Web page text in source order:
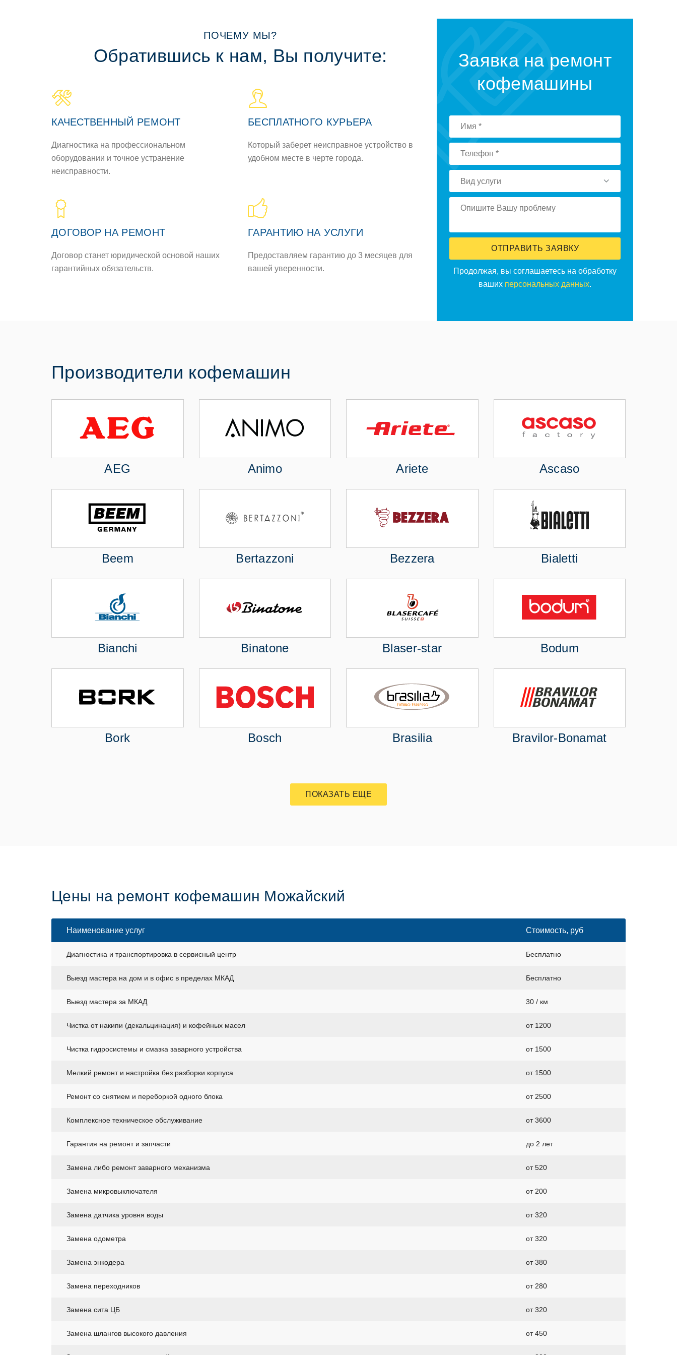
ПОЧЕМУ МЫ?
Обратившись к нам, Вы получите:
КАЧЕСТВЕННЫЙ РЕМОНТ
Диагностика на профессиональном
оборудовании и точное устранение
неисправности.
БЕСПЛАТНОГО КУРЬЕРА
Который заберет неисправное устройство в
удобном месте в черте города.
ДОГОВОР НА РЕМОНТ
Договор станет юридической основой наших
гарантийных обязательств.
ГАРАНТИЮ НА УСЛУГИ
Предоставляем гарантию до 3 месяцев для
вашей уверенности.
Заявка на ремонт
кофемашины
Вид услуги
ОТПРАВИТЬ ЗАЯВКУ
Продолжая, вы соглашаетесь на обработку
ваших персональных данных.
Производители кофемашин
AEG Animo Ariete Ascaso
Beem Bertazzoni Bezzera Bialetti
Bianchi Binatone Blaser-star Bodum
Bork Bosch Brasilia Bravilor-Bonamat
ПОКАЗАТЬ ЕЩЕ
Цены на ремонт кофемашин Можайский
Наименование услуг Стоимость, руб
Диагностика и транспортировка в сервисный центр Бесплатно
Выезд мастера на дом и в офис в пределах МКАД Бесплатно
Выезд мастера за МКАД 30 / км
Чистка от накипи (декальцинация) и кофейных масел от 1200
Чистка гидросистемы и смазка заварного устройства от 1500
Мелкий ремонт и настройка без разборки корпуса от 1500
Ремонт со снятием и переборкой одного блока от 2500
Комплексное техническое обслуживание от 3600
Гарантия на ремонт и запчасти до 2 лет
Замена либо ремонт заварного механизма от 520
Замена микровыключателя от 200
Замена датчика уровня воды от 320
Замена одометра от 320
Замена энкодера от 380
Замена переходников от 280
Замена сита ЦБ от 320
Замена шлангов высокого давления от 450